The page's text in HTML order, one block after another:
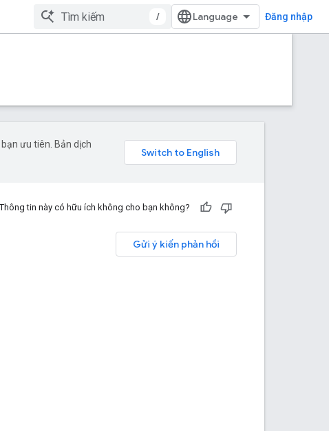
/ Đăng nhập
ưu tiên. Bản dịch
Thông tin này có hữu ích không cho bạn không?
Gửi ý kiến phản hồi